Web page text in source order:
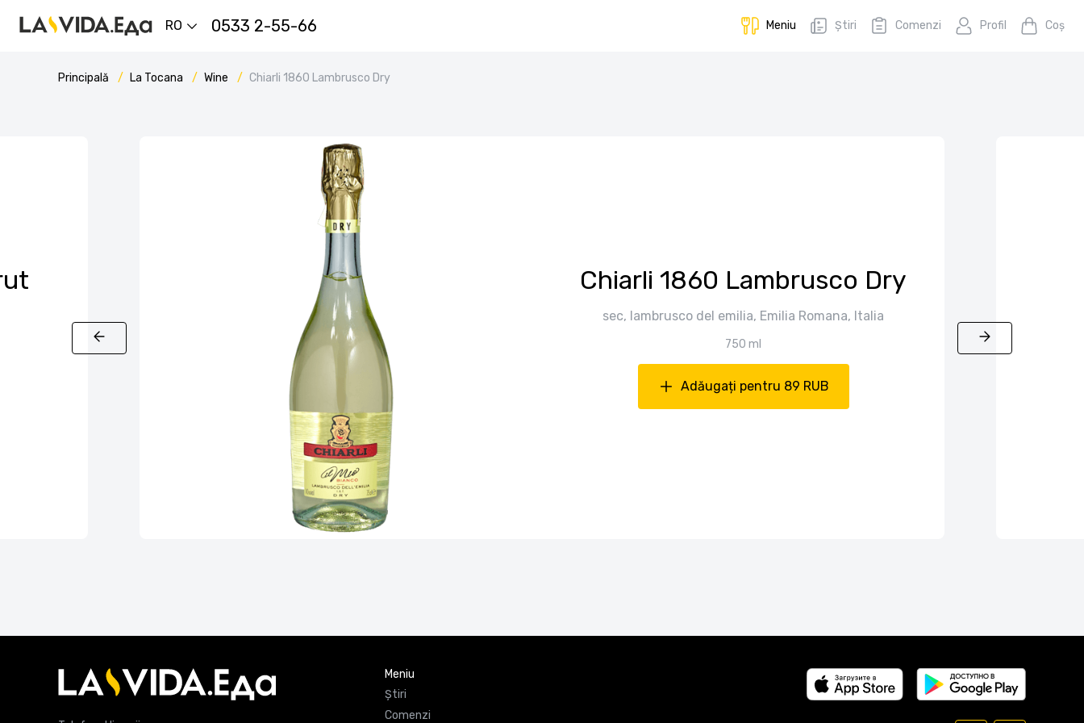
RO 0533 2-55-66 Meniu Știri Comenzi Profil Coş
Principală La Tocana Wine Chiarli 1860 Lambrusco Dry
Chiarli 1860 Lambrusco Dry
sec, lambrusco del emilia, Emilia Romana, Italia
750 ml
Adăugați pentru 89 RUB
Meniu
Știri
Comenzi